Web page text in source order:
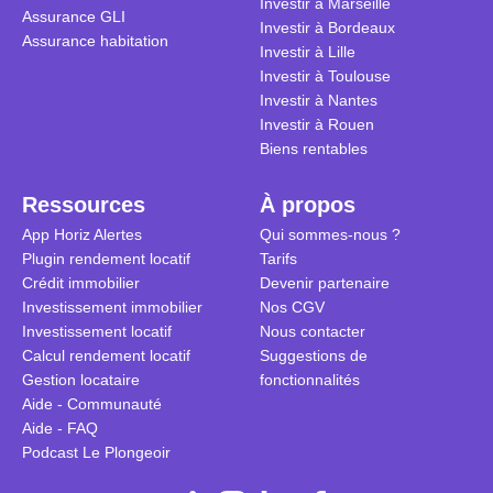
Assurance GLI
Assurance habitation
Investir à Bordeaux
Investir à Lille
Investir à Toulouse
Investir à Nantes
Investir à Rouen
Biens rentables
Ressources
App Horiz Alertes
Plugin rendement locatif
Crédit immobilier
Investissement immobilier
Investissement locatif
Calcul rendement locatif
Gestion locataire
Aide - Communauté
Aide - FAQ
Podcast Le Plongeoir
À propos
Qui sommes-nous ?
Tarifs
Devenir partenaire
Nos CGV
Nous contacter
Suggestions de
fonctionnalités